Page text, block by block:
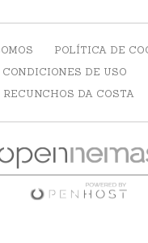
POLÍTICA DE
DE USO
RECUNCHOS DA COSTA